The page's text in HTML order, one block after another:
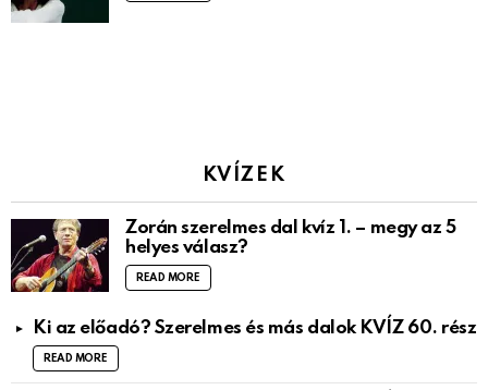
KVÍZEK
Zorán szerelmes dal kvíz 1. – megy az 5
helyes válasz?
READ MORE
Ki az előadó? Szerelmes és más dalok KVÍZ 60. rész
READ MORE